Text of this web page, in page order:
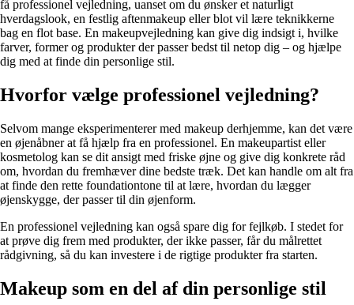
få professionel vejledning, uanset om du ønsker et naturligt
hverdagslook, en festlig aftenmakeup eller blot vil lære teknikkerne
bag en flot base. En makeupvejledning kan give dig indsigt i, hvilke
farver, former og produkter der passer bedst til netop dig – og hjælpe
dig med at finde din personlige stil.
Hvorfor vælge professionel vejledning?
Selvom mange eksperimenterer med makeup derhjemme, kan det være
en øjenåbner at få hjælp fra en professionel. En makeupartist eller
kosmetolog kan se dit ansigt med friske øjne og give dig konkrete råd
om, hvordan du fremhæver dine bedste træk. Det kan handle om alt fra
at finde den rette foundationtone til at lære, hvordan du lægger
øjenskygge, der passer til din øjenform.
En professionel vejledning kan også spare dig for fejlkøb. I stedet for
at prøve dig frem med produkter, der ikke passer, får du målrettet
rådgivning, så du kan investere i de rigtige produkter fra starten.
Makeup som en del af din personlige stil